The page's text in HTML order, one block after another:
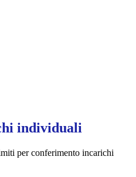
individuali
per conferimento incarichi